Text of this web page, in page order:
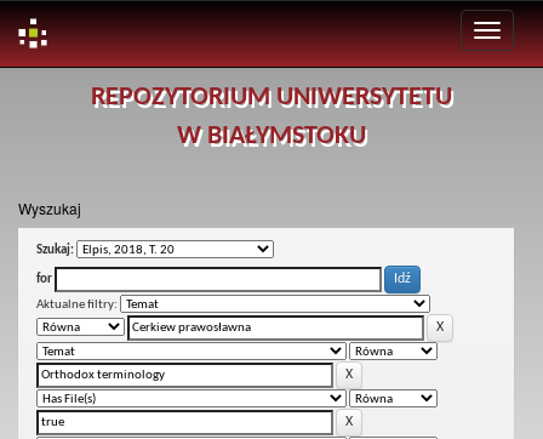
REPOZYTORIUM UNIWERSYTETU
W BIAŁYMSTOKU
Wyszukaj
Szukaj:
for
Aktualne filtry: